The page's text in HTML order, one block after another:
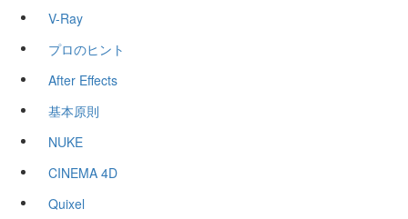
V-Ray
プロのヒント
After Effects
基本原則
NUKE
CINEMA 4D
Quixel